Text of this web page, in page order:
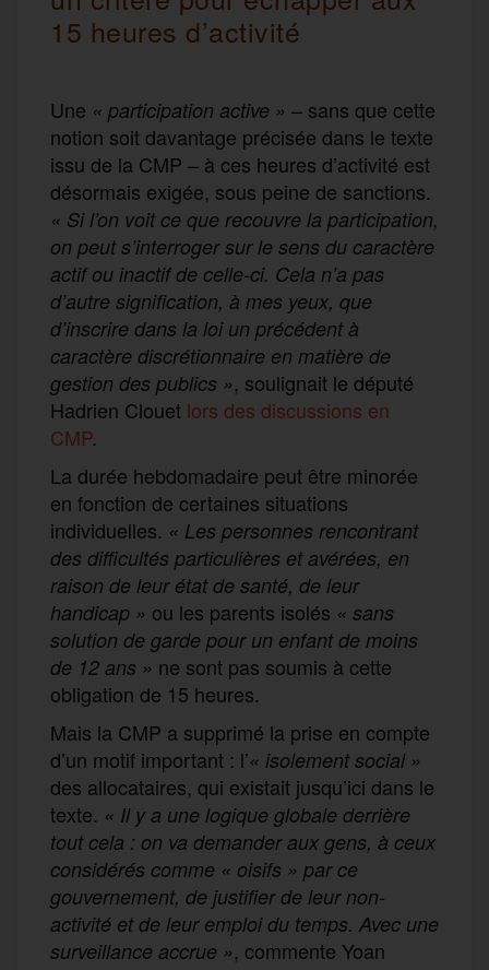
15 heures d’activité
Une « participation active » – sans que cette
notion soit davantage précisée dans le texte
issu de la CMP – à ces heures d’activité est
désormais exigée, sous peine de sanctions.
« Si l’on voit ce que recouvre la participation,
on peut s’interroger sur le sens du caractère
actif ou inactif de celle-ci. Cela n’a pas
d’autre signification, à mes yeux, que
d’inscrire dans la loi un précédent à
caractère discrétionnaire en matière de
gestion des publics », soulignait le député
Hadrien Clouet lors des discussions en
CMP.
La durée hebdomadaire peut être minorée
en fonction de certaines situations
individuelles. « Les personnes rencontrant
des difficultés particulières et avérées, en
raison de leur état de santé, de leur
handicap » ou les parents isolés « sans
solution de garde pour un enfant de moins
de 12 ans » ne sont pas soumis à cette
obligation de 15 heures.
Mais la CMP a supprimé la prise en compte
d’un motif important : l’« isolement social »
des allocataires, qui existait jusqu’ici dans le
texte. « Il y a une logique globale derrière
tout cela : on va demander aux gens, à ceux
considérés comme « oisifs » par ce
gouvernement, de justifier de leur non-
activité et de leur emploi du temps. Avec une
surveillance accrue », commente Yoan